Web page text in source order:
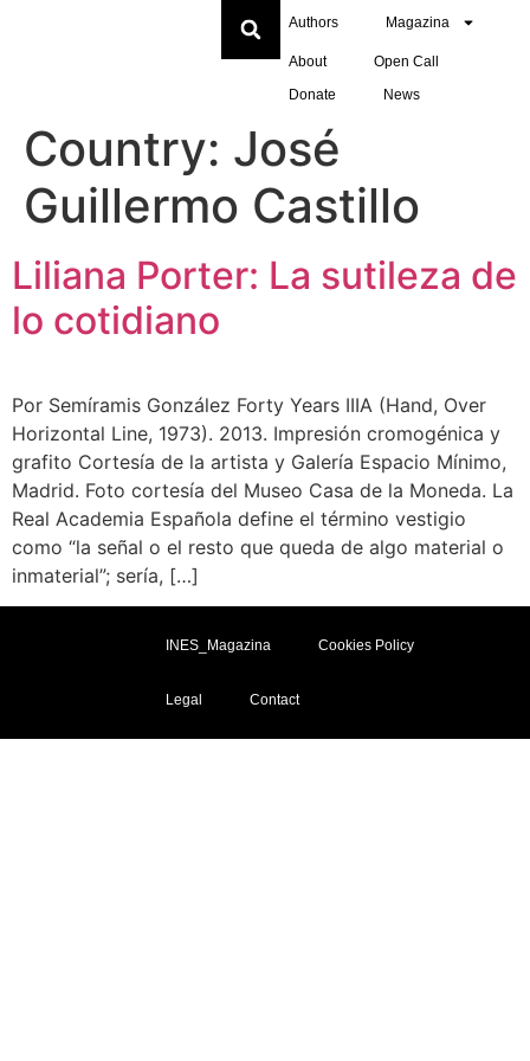
Authors Magazina
About
Open Call
Donate
News
Country: José
Guillermo Castillo
Liliana Porter: La sutileza de
lo cotidiano
Por Semíramis González Forty Years IIIA (Hand, Over
Horizontal Line, 1973). 2013. Impresión cromogénica y
grafito Cortesía de la artista y Galería Espacio Mínimo,
Madrid. Foto cortesía del Museo Casa de la Moneda. La
Real Academia Española define el término vestigio
como “la señal o el resto que queda de algo material o
inmaterial”; sería, […]
INES_Magazina Cookies Policy
Legal Contact